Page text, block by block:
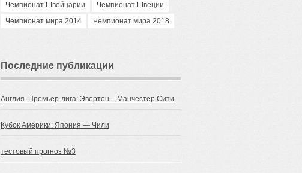
Чемпионат Швейцарии
Чемпионат Швеции
Чемпионат мира 2014
Чемпионат мира 2018
Последние публикации
Англия. Премьер-лига: Эвертон – Манчестер Сити
Кубок Америки: Япония — Чили
тестовый прогноз №3